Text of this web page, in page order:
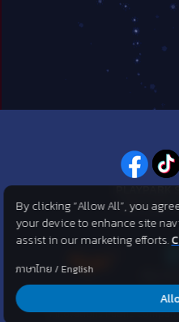
PLAYPARK
ไม่พลาดทุกข่าว
©2007 KOG corporation . All
Innovations Public
By clicking “Allow All”, you
your device to enhance site
assist in our marketing efforts.
ภาษาไทย / English